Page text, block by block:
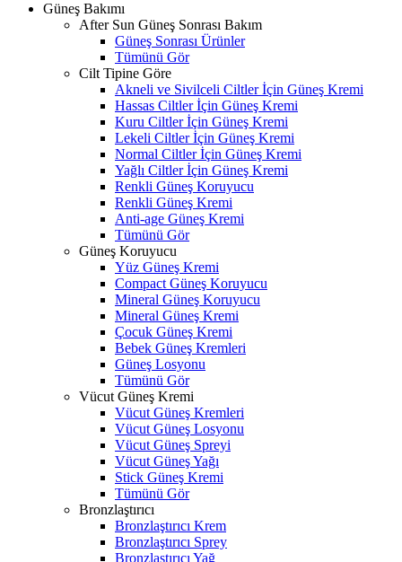
Güneş Bakımı
After Sun Güneş Sonrası Bakım
Güneş Sonrası Ürünler
Tümünü Gör
Cilt Tipine Göre
Akneli ve Sivilceli Ciltler İçin Güneş Kremi
Hassas Ciltler İçin Güneş Kremi
Kuru Ciltler İçin Güneş Kremi
Lekeli Ciltler İçin Güneş Kremi
Normal Ciltler İçin Güneş Kremi
Yağlı Ciltler İçin Güneş Kremi
Renkli Güneş Koruyucu
Renkli Güneş Kremi
Anti-age Güneş Kremi
Tümünü Gör
Güneş Koruyucu
Yüz Güneş Kremi
Compact Güneş Koruyucu
Mineral Güneş Koruyucu
Mineral Güneş Kremi
Çocuk Güneş Kremi
Bebek Güneş Kremleri
Güneş Losyonu
Tümünü Gör
Vücut Güneş Kremi
Vücut Güneş Kremleri
Vücut Güneş Losyonu
Vücut Güneş Spreyi
Vücut Güneş Yağı
Stick Güneş Kremi
Tümünü Gör
Bronzlaştırıcı
Bronzlaştırıcı Krem
Bronzlaştırıcı Sprey
Bronzlaştırıcı Yağ